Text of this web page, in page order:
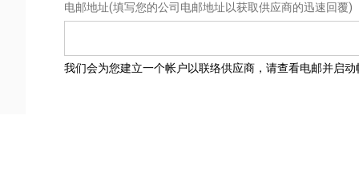
电邮地址(填写您的公司电邮地址以获取供应商的迅速回覆)
我们会为您建立一个帐户以联络供应商，请查看电邮并启动